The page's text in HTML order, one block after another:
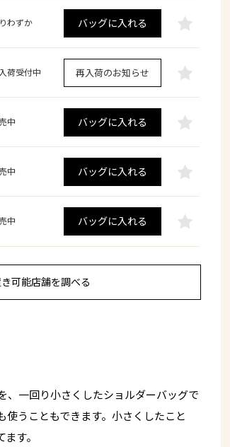
わずか バッグに入れる
荷受付中 再入荷のお知らせ
中 バッグに入れる
中 バッグに入れる
中 バッグに入れる
可能店舗を調べる
、一回り小さくしたショルダーバッグで
使うこともできます。小さくしたこと
す。